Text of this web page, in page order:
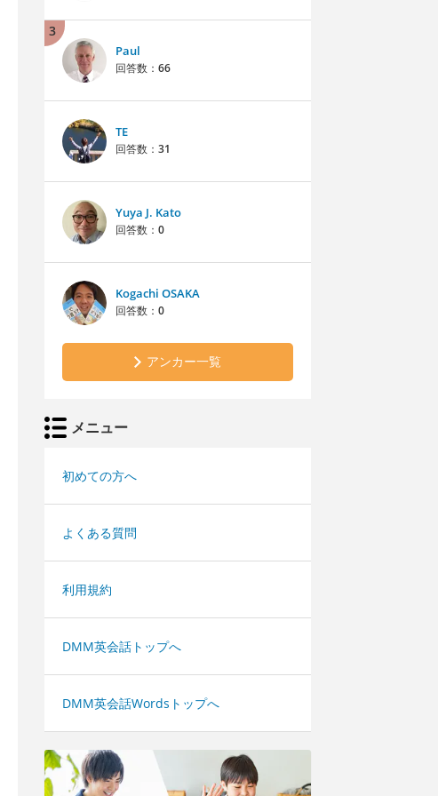
3
Paul
回答数： 66
TE
回答数： 31
Yuya J. Kato
回答数： 0
Kogachi OSAKA
回答数： 0
アンカー一覧
メニュー
初めての方へ
よくある質問
利用規約
DMM英会話トップへ
DMM英会話Wordsトップへ